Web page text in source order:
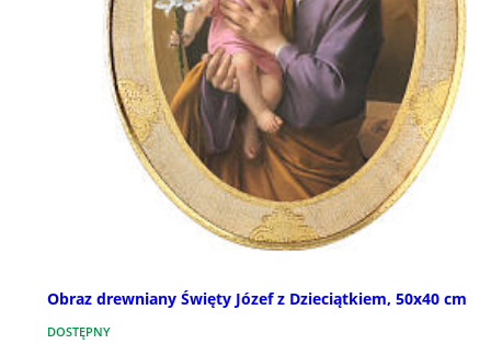
Obraz drewniany Święty Józef z Dzieciątkiem, 50x40 cm
DOSTĘPNY